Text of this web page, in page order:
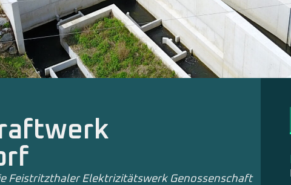
Feistritzthaler Elektrizitätswerk Genossenschaft